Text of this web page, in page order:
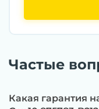
Частые
Какая гарантия